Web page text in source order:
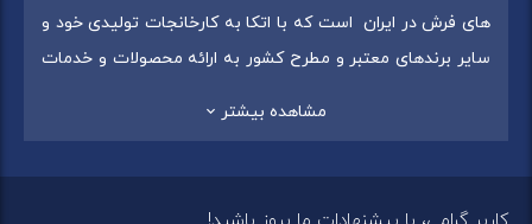
های فرش در ایران است که با اتکا به کارخانجات تولیدی خود و
سایر برندهای معتبر و مطرح کشور به ارائه محصولات و خدمات
مشاهده بیشتر